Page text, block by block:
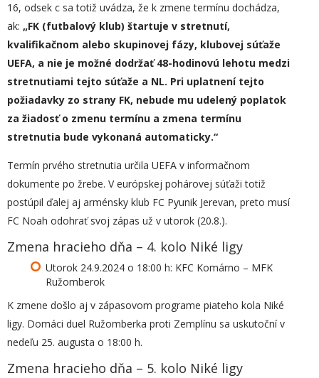
16, odsek c sa totiž uvádza, že k zmene termínu dochádza,
ak: „FK (futbalový klub) štartuje v stretnutí,
kvalifikačnom alebo skupinovej fázy, klubovej súťaže
UEFA, a nie je možné dodržať 48-hodinovú lehotu medzi
stretnutiami tejto súťaže a NL. Pri uplatnení tejto
požiadavky zo strany FK, nebude mu udelený poplatok
za žiadosť o zmenu termínu a zmena termínu
stretnutia bude vykonaná automaticky.“
Termín prvého stretnutia určila UEFA v informačnom
dokumente po žrebe. V európskej pohárovej súťaži totiž
postúpil ďalej aj arménsky klub FC Pyunik Jerevan, preto musí
FC Noah odohrať svoj zápas už v utorok (20.8.).
Zmena hracieho dňa – 4. kolo Niké ligy
Utorok 24.9.2024 o 18:00 h: KFC Komárno – MFK
Ružomberok
K zmene došlo aj v zápasovom programe piateho kola Niké
ligy. Domáci duel Ružomberka proti Zemplínu sa uskutoční v
nedeľu 25. augusta o 18:00 h.
Zmena hracieho dňa – 5. kolo Niké ligy